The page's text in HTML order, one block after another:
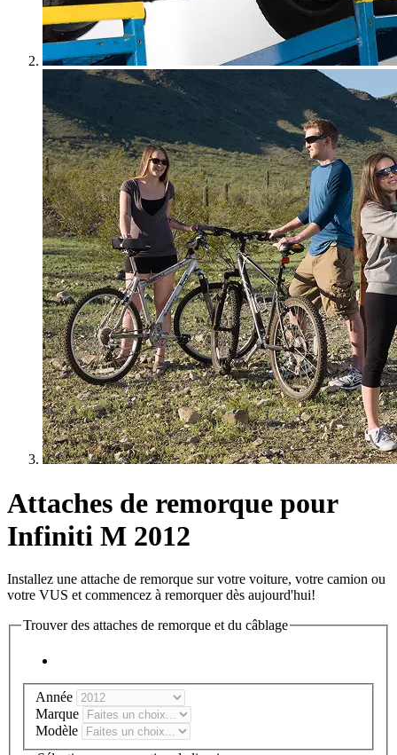
Attaches de remorque pour
Infiniti M 2012
Installez une attache de remorque sur votre voiture, votre camion ou
votre VUS et commencez à remorquer dès aujourd'hui!
Trouver des attaches de remorque et du câblage
Année
Marque
Modèle